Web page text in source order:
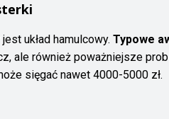
układ hamulcowy. Typowe
ale również poważniejsze
sięgać nawet 4000-5000 zł.